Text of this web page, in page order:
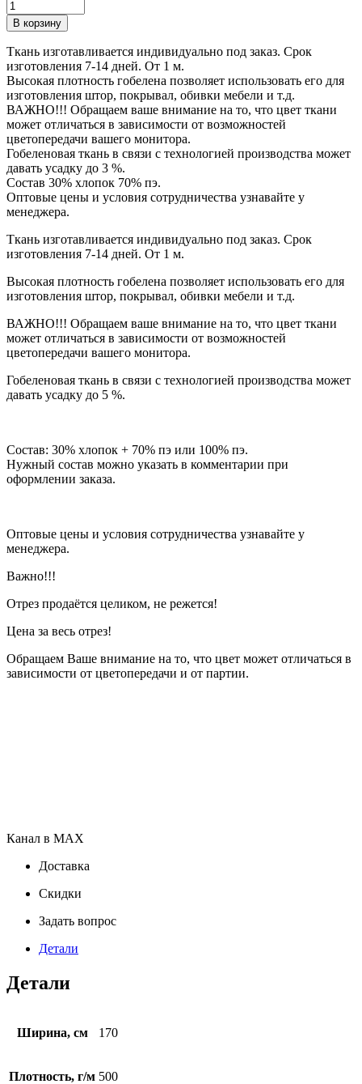
В корзину
Ткань изготавливается индивидуально под заказ. Срок
изготовления 7-14 дней. От 1 м.
Высокая плотность гобелена позволяет использовать его для
изготовления штор, покрывал, обивки мебели и т.д.
ВАЖНО!!! Обращаем ваше внимание на то, что цвет ткани
может отличаться в зависимости от возможностей
цветопередачи вашего монитора.
Гобеленовая ткань в связи с технологией производства может
давать усадку до 3 %.
Состав 30% хлопок 70% пэ.
Оптовые цены и условия сотрудничества узнавайте у
менеджера.
Ткань изготавливается индивидуально под заказ. Срок
изготовления 7-14 дней. От 1 м.
Высокая плотность гобелена позволяет использовать его для
изготовления штор, покрывал, обивки мебели и т.д.
ВАЖНО!!! Обращаем ваше внимание на то, что цвет ткани
может отличаться в зависимости от возможностей
цветопередачи вашего монитора.
Гобеленовая ткань в связи с технологией производства может
давать усадку до 5 %.
Состав: 30% хлопок + 70% пэ или 100% пэ.
Нужный состав можно указать в комментарии при
оформлении заказа.
Оптовые цены и условия сотрудничества узнавайте у
менеджера.
Важно!!!
Отрез продаётся целиком, не режется!
Цена за весь отрез!
Обращаем Ваше внимание на то, что цвет может отличаться в
зависимости от цветопередачи и от партии.
Канал в MAX
Доставка
Скидки
Задать вопрос
Детали
Детали
Ширина, см 170
Плотность, г/м 500